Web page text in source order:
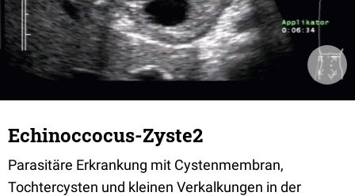
Echinoccocus-Zyste2
Parasitäre Erkrankung mit Cystenmembran,
Tochtercysten und kleinen Verkalkungen in der